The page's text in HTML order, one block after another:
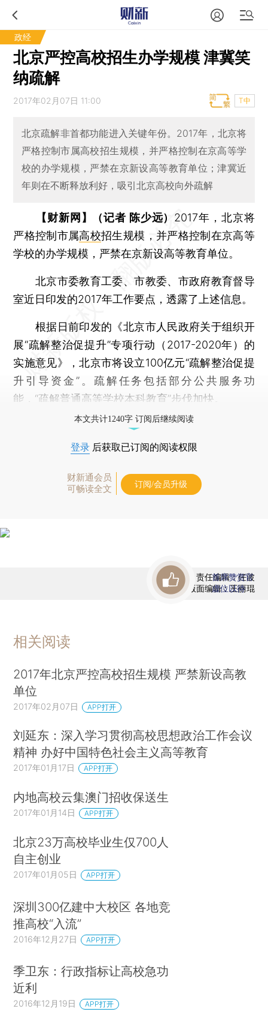
政经
北京严控高校招生办学规模 津冀笑
纳疏解
2017年02月07日 11:00 T中
北京疏解非首都功能进入关键年份。2017年，北京将
严格控制市属高校招生规模，并严格控制在京高等学
校的办学规模，严禁在京新设高等教育单位；津冀近
年则在不断释放利好，吸引北京高校向外疏解
【财新网】（记者 陈少远） 2017年，北京将
严格控制市属高校招生规模，并严格控制在京高等
学校的办学规模，严禁在京新设高等教育单位。
北京市委教育工委、市教委、市政府教育督导
室近日印发的2017年工作要点，透露了上述信息。
根据日前印发的《北京市人民政府关于组织开
展“疏解整治促提升”专项行动（2017-2020年）的
实施意见》，北京市将设立100亿元“疏解整治促提
升引导资金”。疏解任务包括部分公共服务功
能，“疏解普通高等学校本科教育”步伐加快。
本文共计1240字 订阅后继续阅读
登录 后获取已订阅的阅读权限
财新通会员
可畅读全文
订阅/会员升级
责任编辑：任波
版面编辑：王丽琨
首席赞赏官
虚位以待
相关阅读
2017年北京严控高校招生规模 严禁新设高教
单位
2017年02月07日 APP打开
刘延东：深入学习贯彻高校思想政治工作会议
精神 办好中国特色社会主义高等教育
2017年01月17日 APP打开
内地高校云集澳门招收保送生
2017年01月14日 APP打开
北京23万高校毕业生仅700人
自主创业
2017年01月05日 APP打开
​​深圳300亿建中大校区 各地​竞​
推高校“入流”
2016年12月27日 APP打开
季卫东：行政指标让高校急功
近利
2016年12月19日 APP打开